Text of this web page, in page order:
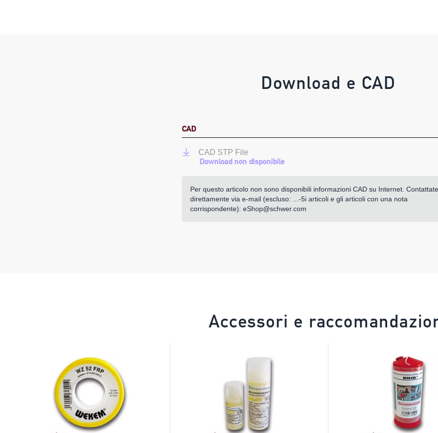
Download e CAD
CAD
CAD STP File
Download non disponibile
Per questo articolo non sono disponibili informazioni CAD su Internet.
direttamente via e-mail (escluso: ...-5i articoli e gli articoli con una nota
corrispondente): eShop@schwer.com
Accessori e